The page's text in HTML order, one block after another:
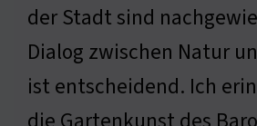
der Stadt sind
Dialog zwischen Natur
ist entscheidend. Ich